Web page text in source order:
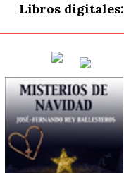
Libros digitales: